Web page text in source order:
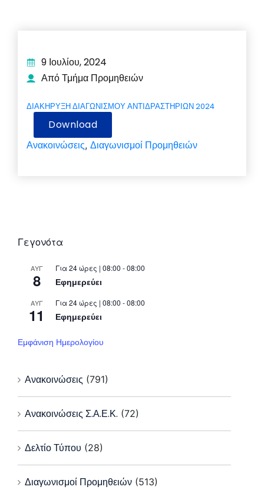
9 Ιουλίου, 2024
Από Τμήμα Προμηθειών
ΔΙΑΚΗΡΥΞΗ ΔΙΑΓΩΝΙΣΜΟΥ ΑΝΤΙΔΡΑΣΤΗΡΙΩΝ 2024
Download
Ανακοινώσεις, Διαγωνισμοί Προμηθειών
Γεγονότα
ΑΥΓ
8
Για 24 ώρες | 08:00 - 08:00
Εφημερεύει
ΑΥΓ
11
Για 24 ώρες | 08:00 - 08:00
Εφημερεύει
Εμφάνιση Ημερολογίου
Ανακοινώσεις (791)
Ανακοινώσεις Σ.Α.Ε.Κ. (72)
Δελτίο Τύπου (28)
Διαγωνισμοί Προμηθειών (513)